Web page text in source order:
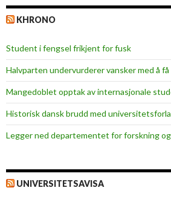
b
u
d
t
KHRONO
Student i fengsel frikjent for fusk
Halvparten undervurderer vansker med å
Mangedoblet opptak av internasjonale
Historisk dansk brudd med
Legger ned departementet for forskning
UNIVERSITETSAVISA